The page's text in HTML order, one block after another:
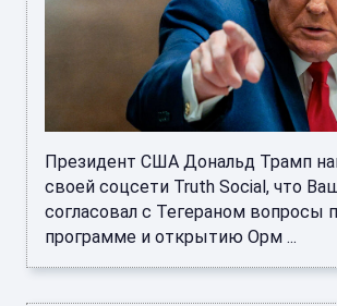
Президент США Дональд Трамп
своей соцсети Truth Social, что
согласовал с Тегераном вопросы
программе и открытию Орм ...